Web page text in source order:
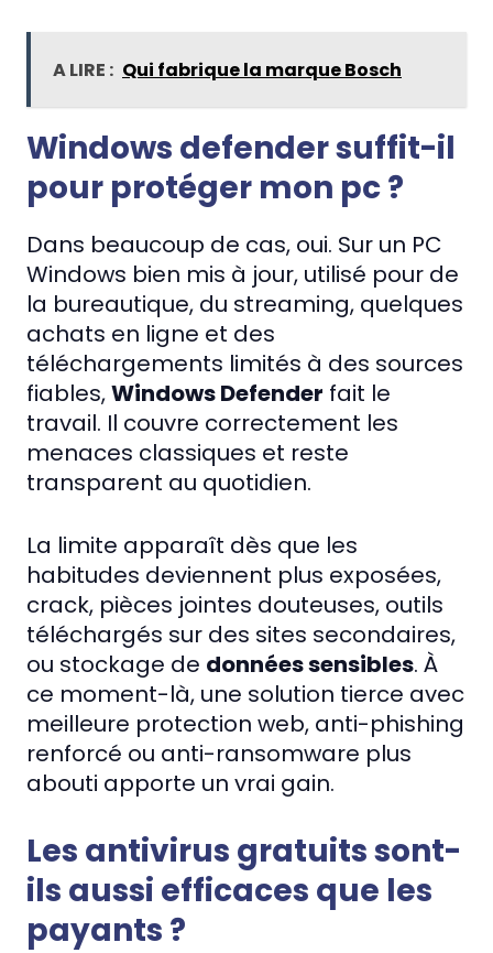
A LIRE : Qui fabrique la marque Bosch
Windows defender suffit-il
pour protéger mon pc ?
Dans beaucoup de cas, oui. Sur un PC
Windows bien mis à jour, utilisé pour de
la bureautique, du streaming, quelques
achats en ligne et des
téléchargements limités à des sources
fiables,Windows Defender fait le
travail. Il couvre correctement les
menaces classiques et reste
transparent au quotidien.
La limite apparaît dès que les
habitudes deviennent plus exposées,
crack, pièces jointes douteuses, outils
téléchargés sur des sites secondaires,
ou stockage de données sensibles. À
ce moment-là, une solution tierce avec
meilleure protection web, anti-phishing
renforcé ou anti-ransomware plus
abouti apporte un vrai gain.
Les antivirus gratuits sont-
ils aussi efficaces que les
payants ?